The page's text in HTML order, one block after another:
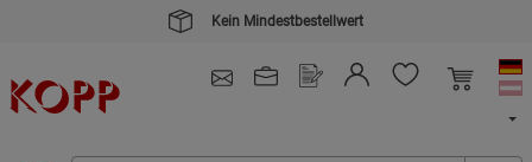
Kein Mindestbestellwert